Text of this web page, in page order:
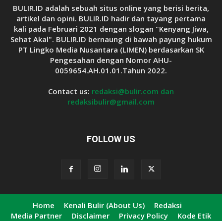
BULIR.ID adalah sebuah situs online yang berisi berita,
artikel dan opini. BULIR.ID hadir dan tayang pertama
kali pada Februari 2021 dengan slogan "Kenyang Jiwa,
Sehat Akal". BULIR.ID bernaung di bawah payung hukum
PT Lingko Media Nusantara (LIMEN) berdasarkan SK
Pengesahan dengan Nomor AHU-
0059654.AH.01.01.Tahun 2022.
Contact us: redaksi@bulir.com dan
redaksibulir@gmail.com
FOLLOW US
Home Kenali Bulir (About Us)
Redaksi
Media Partner
Disclaimer Privacy Policy Kode Etik